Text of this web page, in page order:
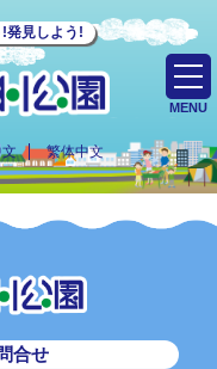
発見しよう!
繁体中文
MENU
合せ